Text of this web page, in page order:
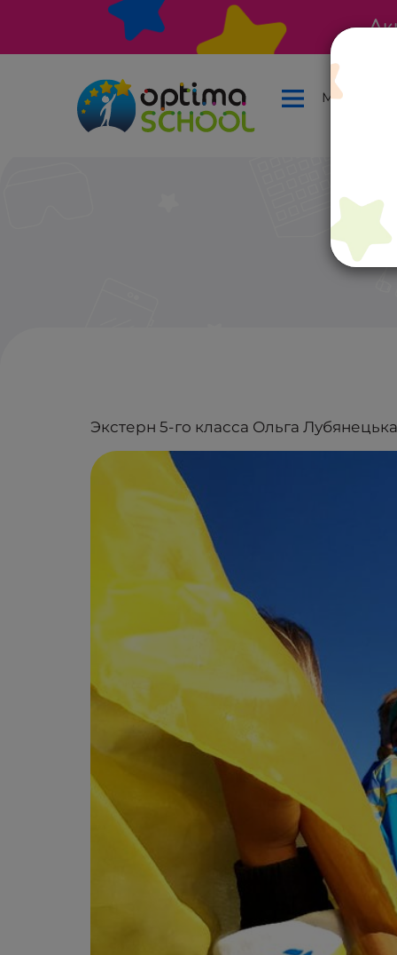
Меню
Экстерн 5-го класса Ольга